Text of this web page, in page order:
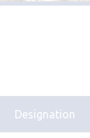
D’USURES TYPE
Designation